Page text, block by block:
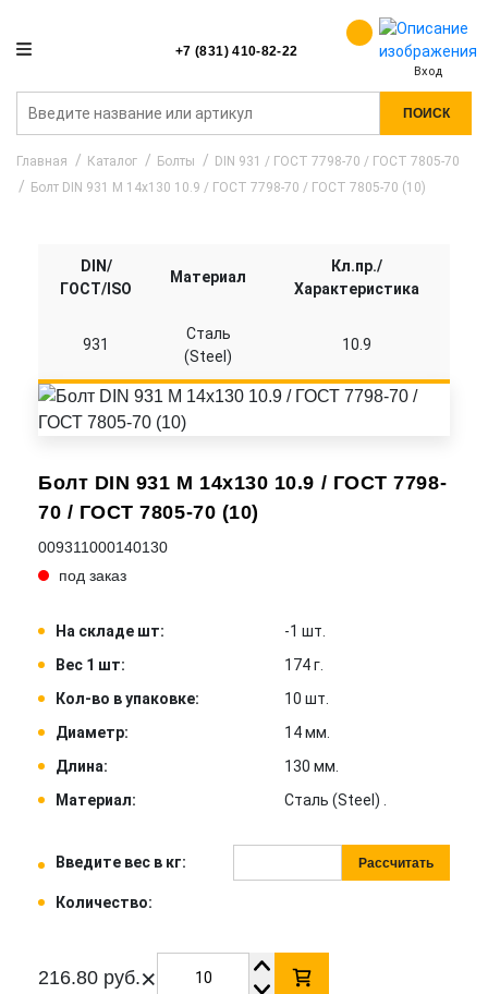
+7 (831) 410-82-22
Вход
ПОИСК
Главная Каталог Болты
DIN 931 / ГОСТ 7798-70 / ГОСТ 7805-70
Болт DIN 931 M 14x130 10.9 / ГОСТ 7798-70 / ГОСТ 7805-70 (10)
Болт DIN 931 M 14x130 10.9 / ГОСТ 7798-
70 / ГОСТ 7805-70 (10)
009311000140130
под заказ
На складе шт:
-1 шт.
Вес 1 шт:
174 г.
Кол-во в упаковке:
10 шт.
Диаметр:
14 мм.
Длина:
130 мм.
Материал:
Сталь (Steel) .
Введите вес в кг: Рассчитать
Количество:
216.80 руб.×
DIN/
ГОСТ/ISO
Материал
Кл.пр./
Характеристика
931
Сталь
(Steel)
10.9